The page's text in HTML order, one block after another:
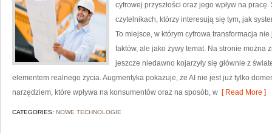
cyfrowej przyszłości oraz jego wpływ na
czytelnikach, którzy interesują się tym, jak
To miejsce, w którym cyfrowa transformacja
faktów, ale jako żywy temat. Na stronie można
jeszcze niedawno kojarzyły się głównie z
elementem realnego życia. Augmentyka pokazuje, że AI nie jest już tylko
narzędziem, które wpływa na konsumentów oraz na sposób, w [ Read More ]
CATEGORIES: NOWE TECHNOLOGIE